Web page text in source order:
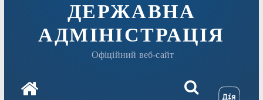
ДЕРЖАВНА
АДМІНІСТРАЦІЯ
Офіційний веб-сайт